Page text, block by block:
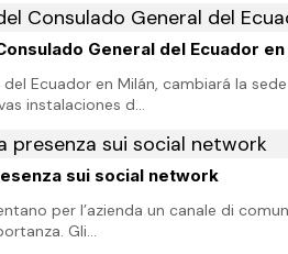
General del Ecuador en
del Ecuador en Milán, cambiará la
instalaciones d…
sui social network
per l’azienda un canale di
Gli…